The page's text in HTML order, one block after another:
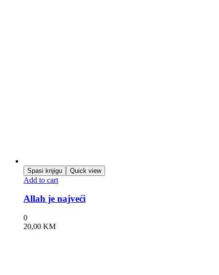
Spasi knjigu Quick view
Add to cart
Allah je najveći
0
20,00 KM